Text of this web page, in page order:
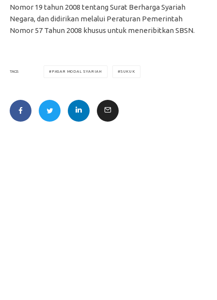
Nomor 19 tahun 2008 tentang Surat Berharga Syariah
Negara, dan didirikan melalui Peraturan Pemerintah
Nomor 57 Tahun 2008 khusus untuk meneribitkan SBSN.
TAGS PASAR MODAL SYARIAH SUKUK